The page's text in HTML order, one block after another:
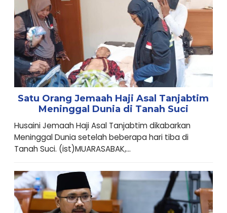
Satu Orang Jemaah Haji Asal Tanjabtim
Meninggal Dunia di Tanah Suci
Husaini Jemaah Haji Asal Tanjabtim dikabarkan
Meninggal Dunia setelah beberapa hari tiba di
Tanah Suci. (ist)MUARASABAK,...